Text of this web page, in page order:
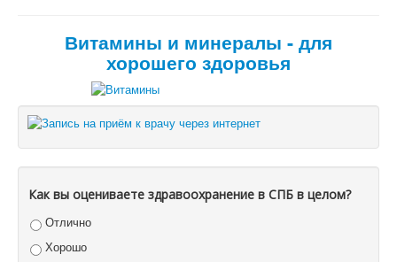
Витамины и минералы - для
хорошего здоровья
Как вы оцениваете здравоохранение в СПБ в целом?
Отлично
Хорошо